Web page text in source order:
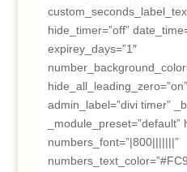
hide_timer=”off”
expirey_days=”1″
admin_label=”divi timer”
numbers_font=”|800|||||||”